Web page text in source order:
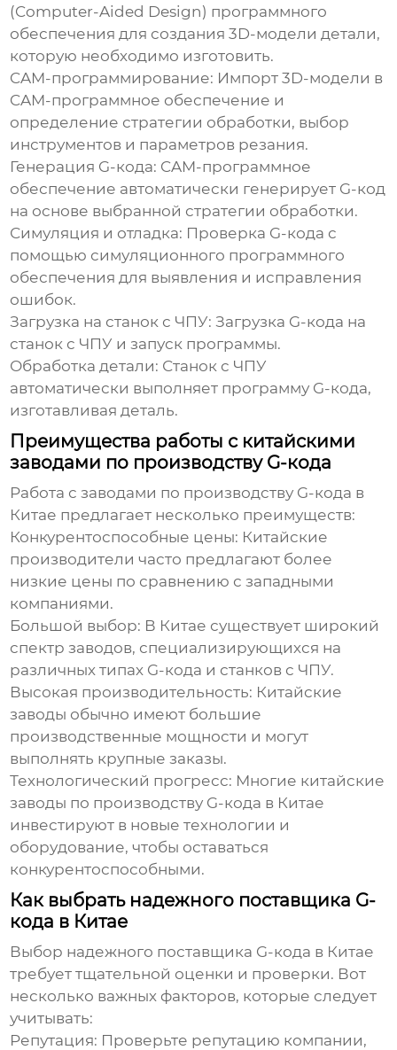
(Computer-Aided Design) программного
обеспечения для создания 3D-модели детали,
которую необходимо изготовить.
CAM-программирование: Импорт 3D-модели в
CAM-программное обеспечение и
определение стратегии обработки, выбор
инструментов и параметров резания.
Генерация G-кода: CAM-программное
обеспечение автоматически генерирует G-код
на основе выбранной стратегии обработки.
Симуляция и отладка: Проверка G-кода с
помощью симуляционного программного
обеспечения для выявления и исправления
ошибок.
Загрузка на станок с ЧПУ: Загрузка G-кода на
станок с ЧПУ и запуск программы.
Обработка детали: Станок с ЧПУ
автоматически выполняет программу G-кода,
изготавливая деталь.
Преимущества работы с китайскими
заводами по производству G-кода
Работа сзаводами по производству G-кода в
Китае предлагает несколько преимуществ:
Конкурентоспособные цены: Китайские
производители часто предлагают более
низкие цены по сравнению с западными
компаниями.
Большой выбор: В Китае существует широкий
спектр заводов, специализирующихся на
различных типах G-кода и станков с ЧПУ.
Высокая производительность: Китайские
заводы обычно имеют большие
производственные мощности и могут
выполнять крупные заказы.
Технологический прогресс: Многие китайские
заводы по производству G-кода в Китае
инвестируют в новые технологии и
оборудование, чтобы оставаться
конкурентоспособными.
Как выбрать надежного поставщика G-
кода в Китае
Выбор надежного поставщика G-кода в Китае
требует тщательной оценки и проверки. Вот
несколько важных факторов, которые следует
учитывать:
Репутация: Проверьте репутацию компании,